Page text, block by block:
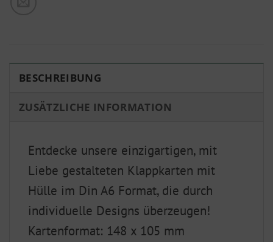
BESCHREIBUNG
ZUSÄTZLICHE INFORMATION
Entdecke unsere einzigartigen, mit
Liebe gestalteten Klappkarten mit
Hülle im Din A6 Format, die durch
individuelle Designs überzeugen!
Kartenformat: 148 x 105 mm